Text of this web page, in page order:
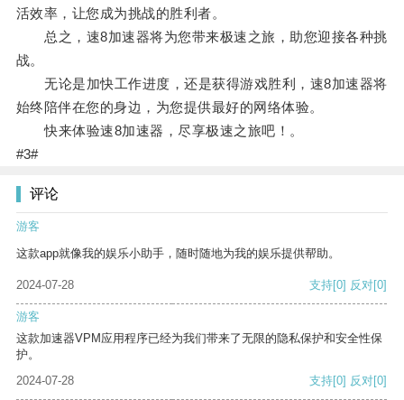
活效率，让您成为挑战的胜利者。
总之，速8加速器将为您带来极速之旅，助您迎接各种挑
战。
无论是加快工作进度，还是获得游戏胜利，速8加速器将
始终陪伴在您的身边，为您提供最好的网络体验。
快来体验速8加速器，尽享极速之旅吧！。
#3#
评论
游客
这款app就像我的娱乐小助手，随时随地为我的娱乐提供帮助。
2024-07-28 支持[0] 反对[0]
游客
这款加速器VPM应用程序已经为我们带来了无限的隐私保护和安全性保
护。
2024-07-28
支持[0] 反对[0]